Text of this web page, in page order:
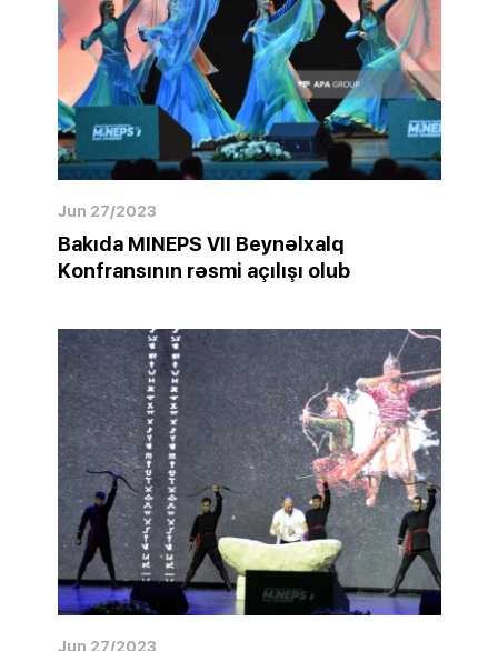
Jun 27/2023
Bakıda MINEPS VII Beynəlxalq
Konfransının rəsmi açılışı olub
Jun 27/2023